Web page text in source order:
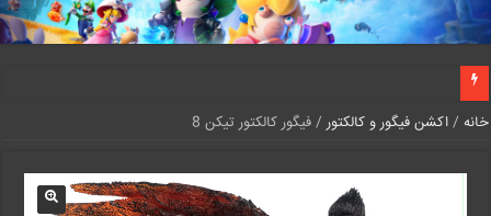
خانه /اکشن فیگور و کالکتور / فیگور کالکتور تیکن 8